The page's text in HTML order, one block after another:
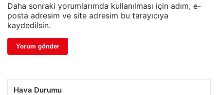
Daha sonraki yorumlarımda kullanılması için adım, e-
posta adresim ve site adresim bu tarayıcıya
kaydedilsin.
Hava Durumu